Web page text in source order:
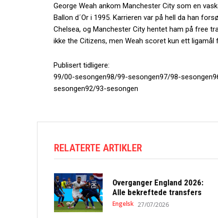
George Weah ankom Manchester City som en
Ballon d´Or i 1995. Karrieren var på hell da han
Chelsea, og Manchester City hentet ham på free
ikke the Citizens, men Weah scoret kun ett
Publisert tidligere:
99/00-sesongen98/99-sesongen97/98-
sesongen92/93-sesongen
RELATERTE ARTIKLER
Overganger England 2026:
Alle bekreftede transfers
Engelsk 27/07/2026